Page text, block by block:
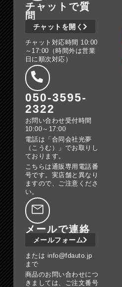
チャットで質
問
チャットを開く
チャット対応時間 10:00
～17:00（時間外は営業
日に順次対応）
050-3595-
2322
お問い合わせ受付時間
10:00～17:00
電話は「合同会社光夢
（こうむ）」でお取りし
ております。
こちらは通販専用電話番
号です。実店舗と異なり
ますので、ご注意くださ
い。
メールで連絡
メールフォーム
または info@fdauto.jp
まで
商品のお問い合わせにつ
きましては、ご注文番号